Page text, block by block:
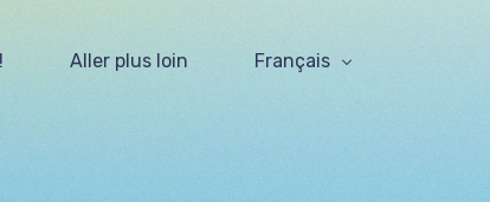
Aller plus loin Français